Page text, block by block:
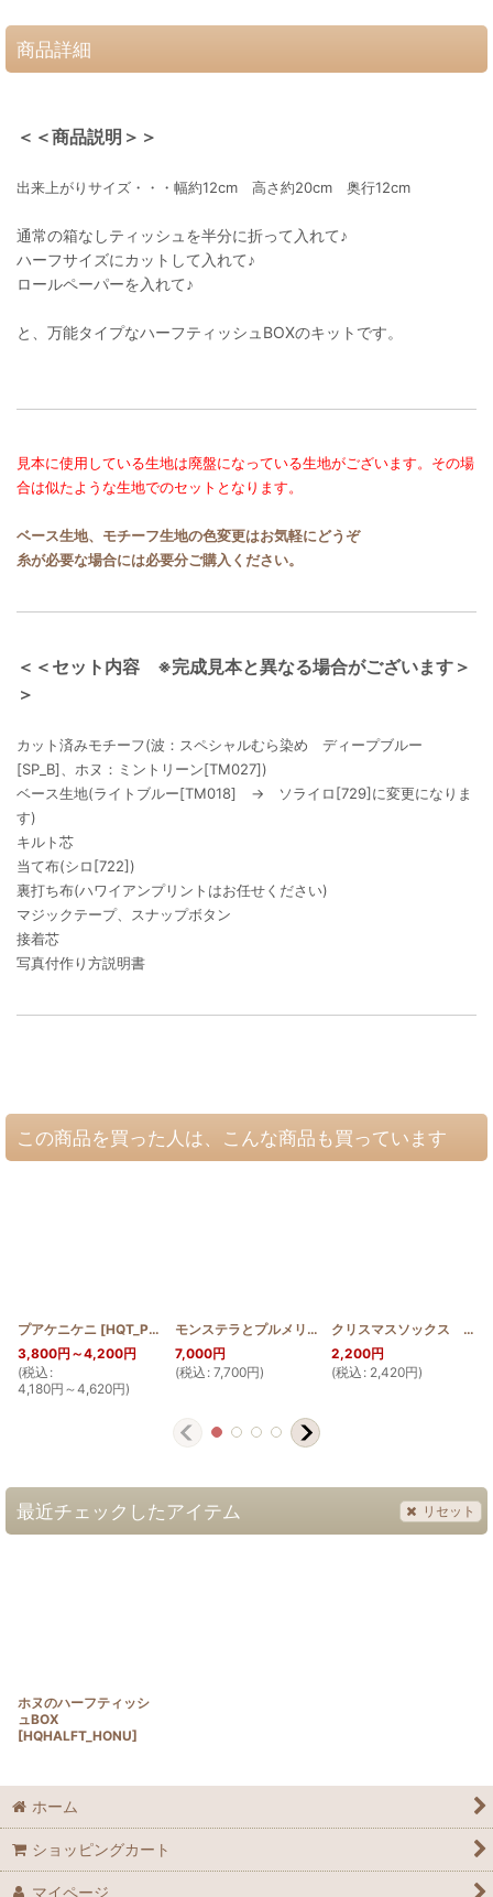
商品詳細
＜＜商品説明＞＞
出来上がりサイズ・・・幅約12cm 高さ約20cm 奥行12cm
通常の箱なしティッシュを半分に折って入れて♪
ハーフサイズにカットして入れて♪
ロールペーパーを入れて♪
と、万能タイプなハーフティッシュBOXのキットです。
見本に使用している生地は廃盤になっている生地がございます。その場
合は似たような生地でのセットとなります。
ベース生地、モチーフ生地の色変更はお気軽にどうぞ
糸が必要な場合には必要分ご購入ください。
＜＜セット内容 ※完成見本と異なる場合がございます＞
＞
カット済みモチーフ(波：スペシャルむら染め ディープブルー
[SP_B]、ホヌ：ミントリーン[TM027])
ベース生地(ライトブルー[TM018] → ソライロ[729]に変更になりま
す)
キルト芯
当て布(シロ[722])
裏打ち布(ハワイアンプリントはお任せください)
マジックテープ、スナップボタン
接着芯
写真付作り方説明書
この商品を買った人は、こんな商品も買っています
プアケニケニ [HQT_PUA
3,800円 ～4,200円
(税込 :
4,180円 ～4,620円)
モンステラとプルメリアのメッセンジャーバッグ [
7,000円
(税込 : 7,700円)
クリスマスソックス ククイ
2,200円
(税込 : 2,420円)
最近チェックしたアイテム リセット
ホヌのハーフティッシ
ュBOX
[HQHALFT_HONU]
ホーム
ショッピングカート
マイページ